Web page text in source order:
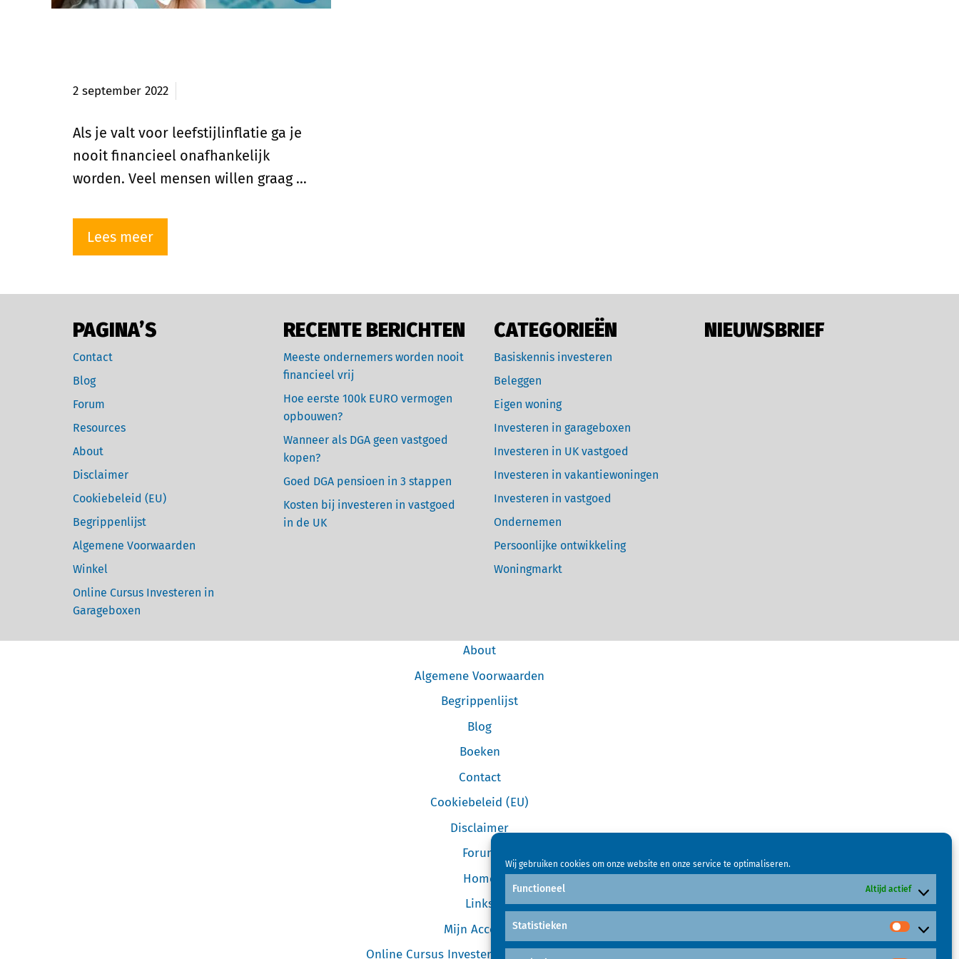
Wij gebruiken cookies om onze website en onze service te optimaliseren.
Functioneel Altijd actief
Statistieken
2 september 2022
Als je valt voor leefstijlinflatie ga je
nooit financieel onafhankelijk
worden. Veel mensen willen graag …
Lees meer
PAGINA’S
Contact
Blog
Forum
Resources
About
Disclaimer
Cookiebeleid (EU)
Begrippenlijst
Algemene Voorwaarden
Winkel
Online Cursus Investeren in
Garageboxen
RECENTE BERICHTEN
Meeste ondernemers worden nooit
financieel vrij
Hoe eerste 100k EURO vermogen
opbouwen?
Wanneer als DGA geen vastgoed
kopen?
Goed DGA pensioen in 3 stappen
Kosten bij investeren in vastgoed
in de UK
CATEGORIEËN
Basiskennis investeren
Beleggen
Eigen woning
Investeren in garageboxen
Investeren in UK vastgoed
Investeren in vakantiewoningen
Investeren in vastgoed
Ondernemen
Persoonlijke ontwikkeling
Woningmarkt
NIEUWSBRIEF
About
Algemene Voorwaarden
Begrippenlijst
Blog
Boeken
Contact
Cookiebeleid (EU)
Disclaimer
Forum
Home
Links
Mijn Account
Online Cursus Investeren in Garageboxen